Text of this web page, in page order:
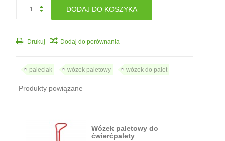
DODAJ DO KOSZYKA
Drukuj Dodaj do porównania
paleciak wózek paletowy wózek do palet
Produkty powiązane
Wózek paletowy do
ćwierćpalety